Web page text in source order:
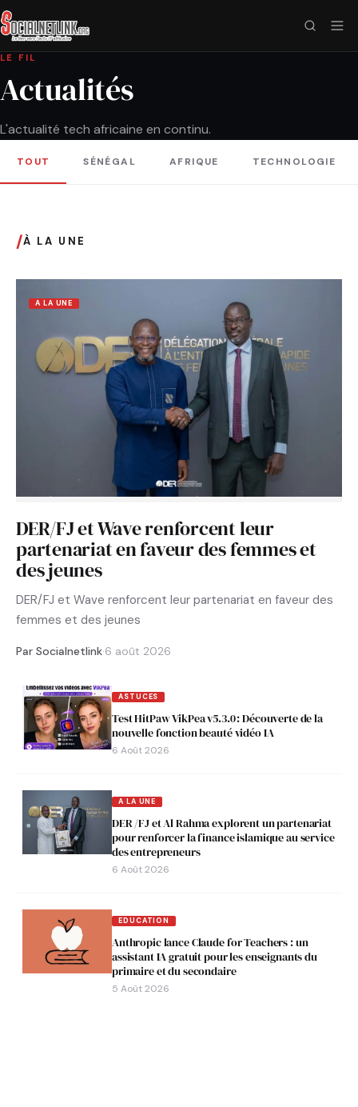
LE FIL
Actualités
L'actualité tech africaine en continu.
TOUT SÉNÉGAL AFRIQUE TECHNOLOGIE
/À LA UNE
A LA UNE
DER/FJ et Wave renforcent leur
partenariat en faveur des femmes et
des jeunes
DER/FJ et Wave renforcent leur partenariat en faveur des
femmes et des jeunes
Par Socialnetlink·6 août 2026
ASTUCES
Test HitPaw VikPea v5.3.0 : Découverte de la
nouvelle fonction beauté vidéo IA
6 Août 2026
A LA UNE
DER /FJ et Al Rahma explorent un partenariat
pour renforcer la finance islamique au service
des entrepreneurs
6 Août 2026
EDUCATION
Anthropic lance Claude for Teachers : un
assistant IA gratuit pour les enseignants du
primaire et du secondaire
5 Août 2026